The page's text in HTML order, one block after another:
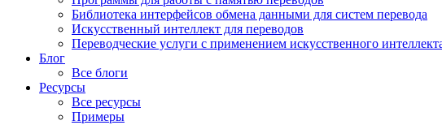
Библиотека интерфейсов обмена данными для систем перевода
Искусственный интеллект для переводов
Переводческие услуги с применением искусственного
Блог
Все блоги
Ресурсы
Все ресурсы
Примеры